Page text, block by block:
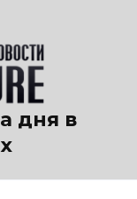
дня в